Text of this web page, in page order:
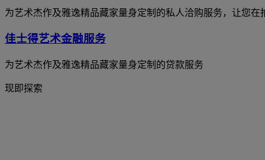
为艺术杰作及雅逸精品藏家量身定制的私人洽购服务，让您在
佳士得艺术金融服务
为艺术杰作及雅逸精品藏家量身定制的贷款服务
现即探索